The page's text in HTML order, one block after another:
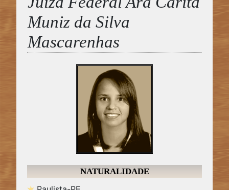
Muniz da Silva
Mascarenhas
NATURALIDADE